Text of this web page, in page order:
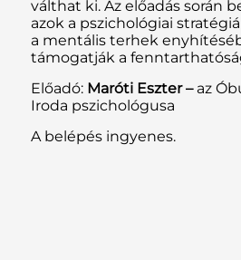
válthat ki. Az előadás során
azok a pszichológiai
a mentális terhek
támogatják a
Előadó: Maróti Eszter – az
Iroda pszichológusa
A belépés ingyenes.